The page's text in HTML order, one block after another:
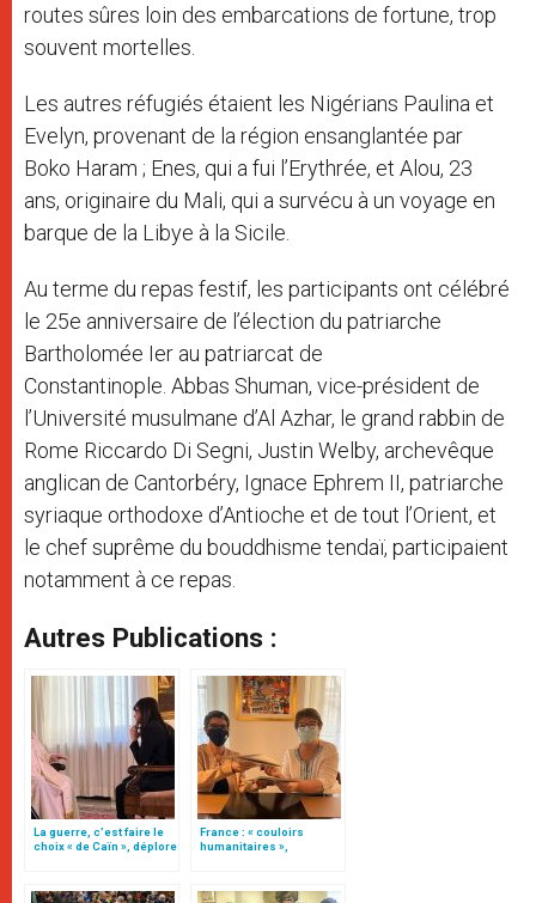
routes sûres loin des embarcations de fortune, trop
souvent mortelles.
Les autres réfugiés étaient les Nigérians Paulina et
Evelyn, provenant de la région ensanglantée par
Boko Haram ; Enes, qui a fui l’Erythrée, et Alou, 23
ans, originaire du Mali, qui a survécu à un voyage en
barque de la Libye à la Sicile.
Au terme du repas festif, les participants ont célébré
le 25e anniversaire de l’élection du patriarche
Bartholomée Ier au patriarcat de
Constantinople. Abbas Shuman, vice-président de
l’Université musulmane d’Al Azhar, le grand rabbin de
Rome Riccardo Di Segni, Justin Welby, archevêque
anglican de Cantorbéry, Ignace Ephrem II, patriarche
syriaque orthodoxe d’Antioche et de tout l’Orient, et
le chef suprême du bouddhisme tendaï, participaient
notamment à ce repas.
Autres Publications :
La guerre, c’est faire le
choix « de Caïn », déplore
France : « couloirs
humanitaires »,